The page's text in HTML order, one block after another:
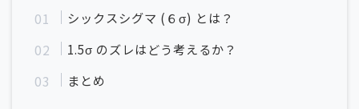
シックスシグマ (６σ) とは？
1.5σ のズレはどう考えるか？
まとめ